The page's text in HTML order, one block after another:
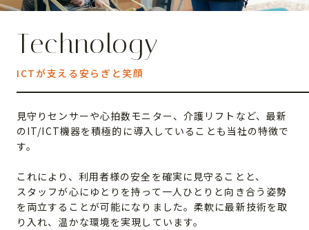
Technology
ICTが支える安らぎと笑顔
見守りセンサーや心拍数モニター、介護リフトなど、最新
のIT/ICT機器を積極的に導入していることも当社の特徴で
す。
これにより、利用者様の安全を確実に見守ることと、
スタッフが心にゆとりを持って一人ひとりと向き合う姿勢
を両立することが可能になりました。柔軟に最新技術を取
り入れ、温かな環境を実現しています。